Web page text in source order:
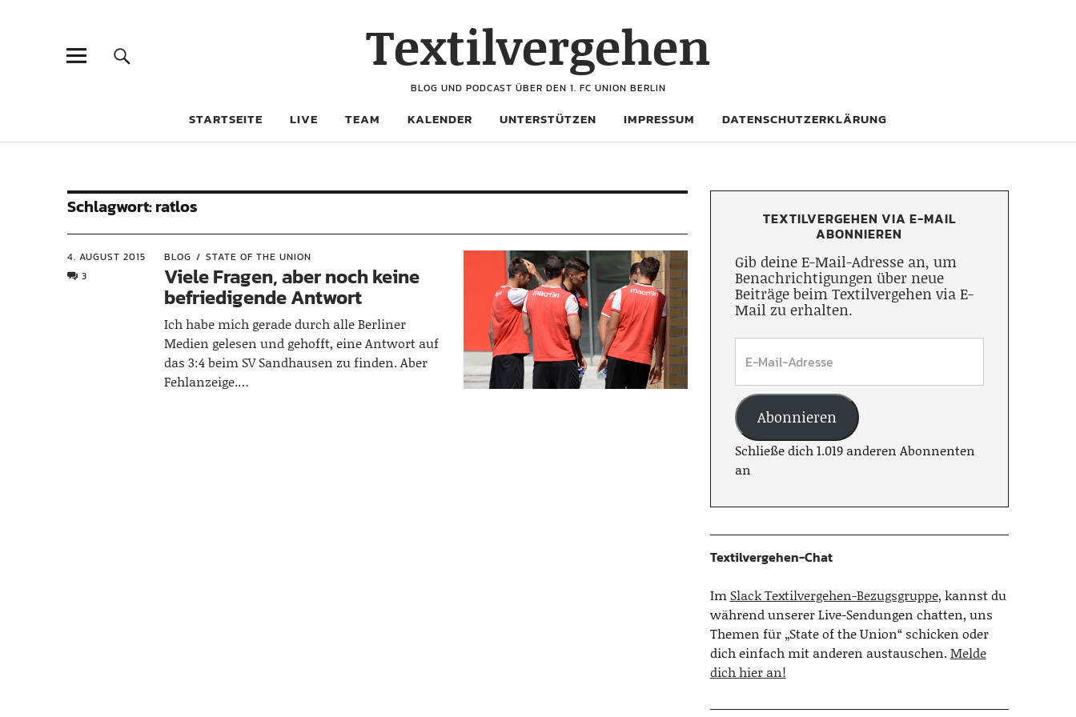
Textilvergehen
BLOG UND PODCAST ÜBER DEN 1. FC UNION BERLIN
STARTSEITE LIVE TEAM KALENDER UNTERSTÜTZEN IMPRESSUM DATENSCHUTZERKLÄRUNG
Schlagwort:ratlos
4. AUGUST 2015
3
BLOG STATE OF THE UNION
Viele Fragen, aber noch keine
befriedigende Antwort
Ich habe mich gerade durch alle Berliner
Medien gelesen und gehofft, eine Antwort auf
das 3:4 beim SV Sandhausen zu finden. Aber
Fehlanzeige.…
TEXTILVERGEHEN VIA E-MAIL
ABONNIEREN
Gib deine E-Mail-Adresse an, um
Benachrichtigungen über neue
Beiträge beim Textilvergehen via E-
Mail zu erhalten.
Abonnieren
Schließe dich 1.019 anderen Abonnenten
an
Textilvergehen-Chat
Im Slack Textilvergehen-Bezugsgruppe, kannst du
während unserer Live-Sendungen chatten, uns
Themen für „State of the Union“ schicken oder
dich einfach mit anderen austauschen.Melde
dich hier an!